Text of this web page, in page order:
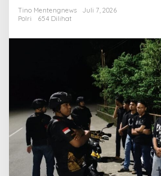
O
A
R
L
A
K
S
Tino Mentengnews
Juli 7, 2026
Polri
654 Dilihat